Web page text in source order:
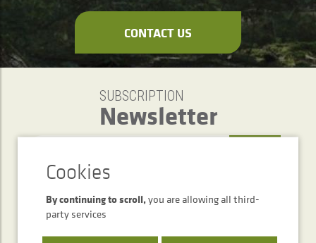
CONTACT US
SUBSCRIPTION
Newsletter
By continuing to scroll,you are allowing all third-
party services